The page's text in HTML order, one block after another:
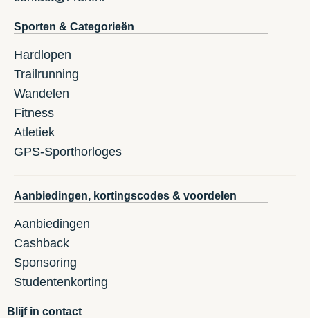
Sporten & Categorieën
Hardlopen
Trailrunning
Wandelen
Fitness
Atletiek
GPS-Sporthorloges
Aanbiedingen, kortingscodes & voordelen
Aanbiedingen
Cashback
Sponsoring
Studentenkorting
Blijf in contact